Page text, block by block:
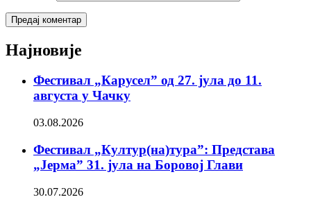
Најновије
Фестивал „Карусел” од 27. јула до 11.
августа у Чачку
03.08.2026
Фестивал „Култур(на)тура”: Представа
„Јерма” 31. јула на Боровој Глави
30.07.2026